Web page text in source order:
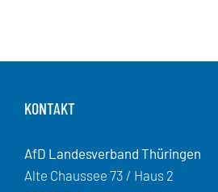
KONTAKT
AfD Landesverband Thüringen
Alte Chaussee 73 / Haus 2